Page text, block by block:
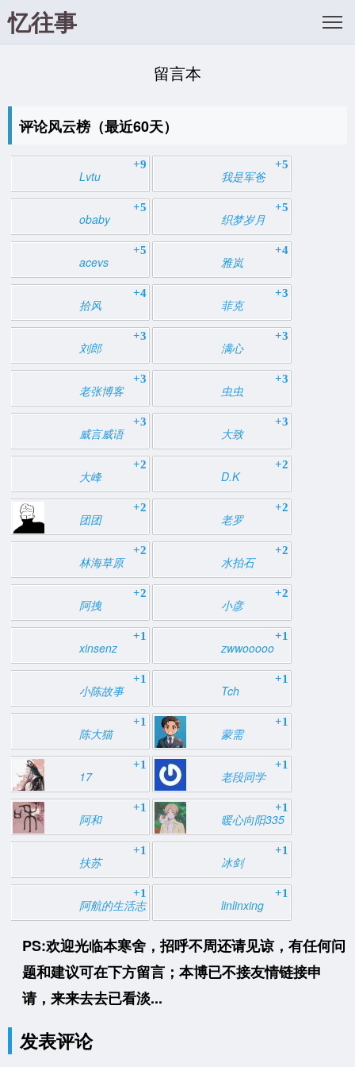
忆往事
留言本
评论风云榜（最近60天）
Lvtu
+9
我是军爸
+5
obaby
+5
织梦岁月
+5
acevs
+5
雅岚
+4
拾风
+4
菲克
+3
刘郎
+3
满心
+3
老张博客
+3
虫虫
+3
威言威语
+3
大致
+3
大峰
+2
D.K
+2
团团
+2
老罗
+2
林海草原
+2
水拍石
+2
阿拽
+2
小彦
+2
xinsenz
+1
zwwooooo
+1
小陈故事
+1
Tch
+1
陈大猫
+1
蒙需
+1
17
+1
老段同学
+1
阿和
+1
暖心向阳335
+1
扶苏
+1
冰剑
+1
阿航的生活志
+1
linlinxing
+1
PS:欢迎光临本寒舍，招呼不周还请见谅，有任何问
题和建议可在下方留言；本博已不接友情链接申
请，来来去去已看淡...
发表评论